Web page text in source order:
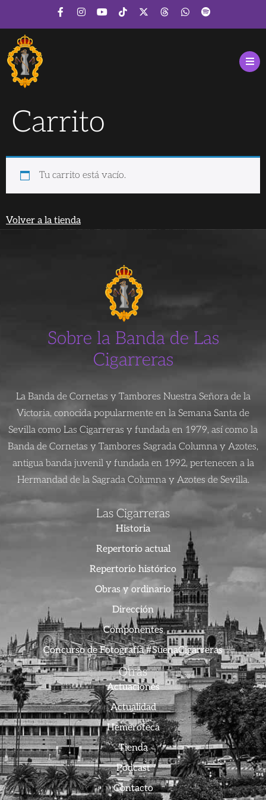
Carrito
Tu carrito está vacío.
Volver a la tienda
Sobre la Banda de Las
Cigarreras
La Banda de Cornetas y Tambores Nuestra Señora de la
Victoria, conocida popularmente en la Semana Santa de
Sevilla como Las Cigarreras y fundada en 1979, así como la
Banda de Cornetas y Tambores Sagrada Columna y Azotes,
antigua banda juvenil y fundada en 1992, pertenecen a la
Hermandad de la Sagrada Columna y Azotes de Sevilla.
Las Cigarreras
Historia
Repertorio actual
Repertorio histórico
Obras y ordinario
Dirección
Componentes
Concurso de Fotografía #SuenaCigarreras
Otras
Actuaciones
Actualidad
Hemeroteca
Tienda
Podcast
Contacto